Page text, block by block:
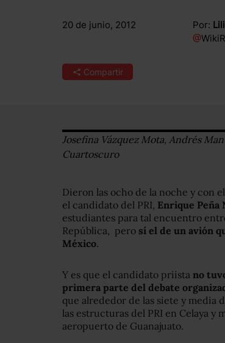
20 de junio, 2012 Por:
@
Compartir
Josefina Vázquez Mota, Andrés
Cuartoscuro
Dieron las ocho de la noche y con
el candidato del PRI, Enrique Peña
estudiantes para tal encuentro
República, pero sí el de un avión
México.
Y es que el candidato priista no
primera parte del debate
que alrededor de las siete y media
las estructuras del PRI en Celaya y
aeropuerto de Guanajuato.